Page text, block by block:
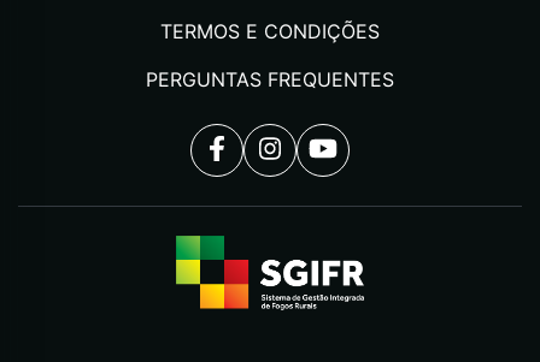
TERMOS E CONDIÇÕES
PERGUNTAS FREQUENTES